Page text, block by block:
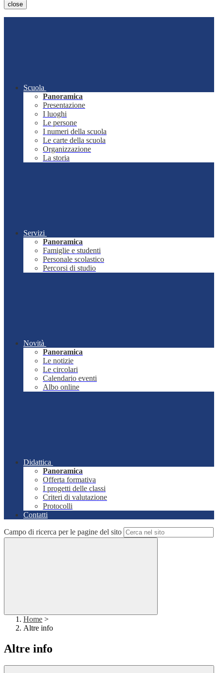
close
Scuola
Panoramica
Presentazione
I luoghi
Le persone
I numeri della scuola
Le carte della scuola
Organizzazione
La storia
Servizi
Panoramica
Famiglie e studenti
Personale scolastico
Percorsi di studio
Novità
Panoramica
Le notizie
Le circolari
Calendario eventi
Albo online
Didattica
Panoramica
Offerta formativa
I progetti delle classi
Criteri di valutazione
Protocolli
Contatti
Campo di ricerca per le pagine del sito
Home >
Altre info
Altre info